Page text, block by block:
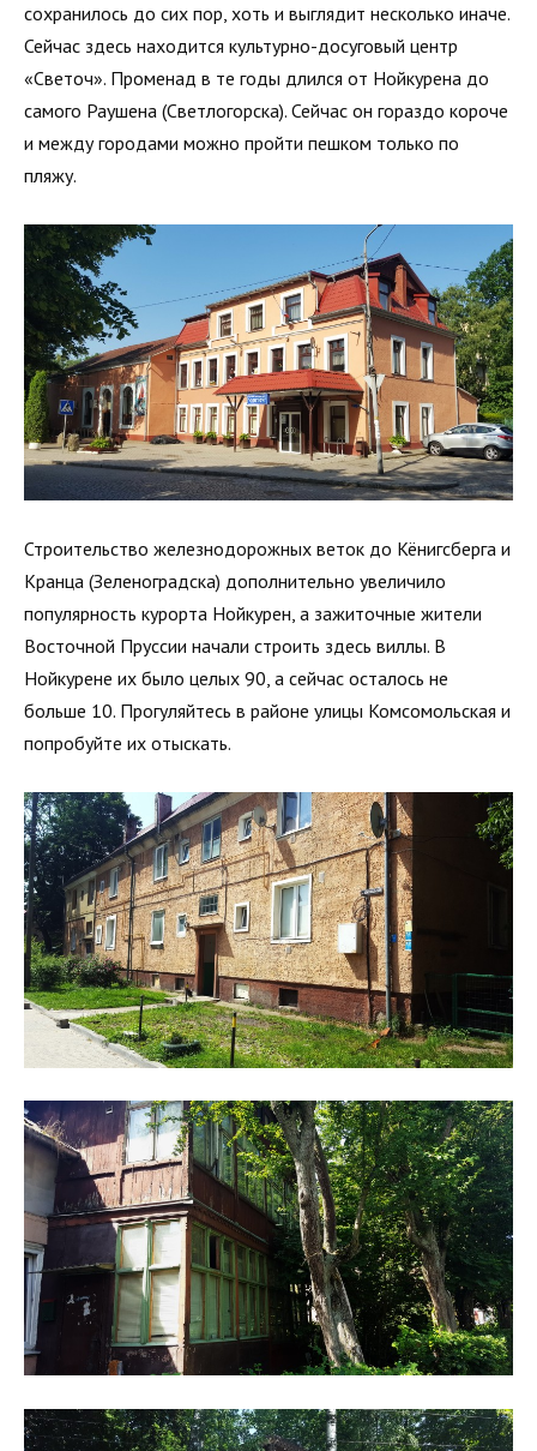
сохранилось до сих пор, хоть и выглядит несколько иначе.
Сейчас здесь находится культурно-досуговый центр
«Светоч». Променад в те годы длился от Нойкурена до
самого Раушена (Светлогорска). Сейчас он гораздо короче
и между городами можно пройти пешком только по
пляжу.
Строительство железнодорожных веток до Кёнигсберга и
Кранца (Зеленоградска) дополнительно увеличило
популярность курорта Нойкурен, а зажиточные жители
Восточной Пруссии начали строить здесь виллы. В
Нойкурене их было целых 90, а сейчас осталось не
больше 10. Прогуляйтесь в районе улицы Комсомольская и
попробуйте их отыскать.